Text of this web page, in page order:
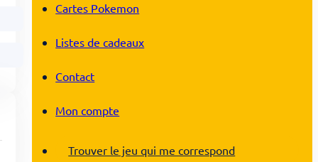
Cartes Pokemon
Listes de cadeaux
Contact
Mon compte
Trouver le jeu qui me correspond